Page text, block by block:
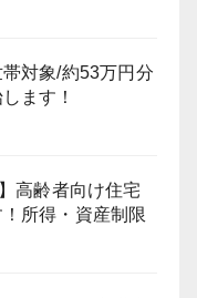
帯対象/約53万円分
ます！
高齢者向け住宅
所得・資産制限